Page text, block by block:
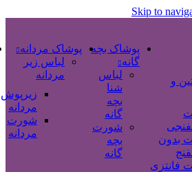
Skip to
و
بدون
فانتزی
پوشاک بچه
گانه
لباس
شنا
بچه
گانه
شورت
بچه
گانه
پوشاک مردانه
لباس زیر
مردانه
زیرپوش
مردانه
شورت
مردانه